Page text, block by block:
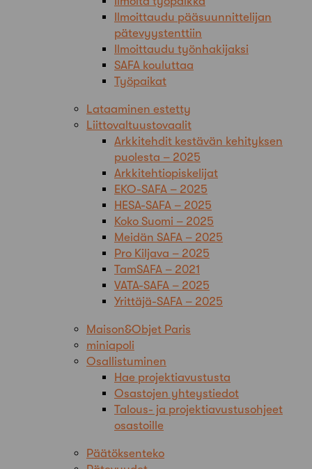
Ilmoittaudu pääsuunnittelijan
pätevyystenttiin
Ilmoittaudu työnhakijaksi
SAFA kouluttaa
Työpaikat
Lataaminen estetty
Liittovaltuustovaalit
Arkkitehdit kestävän kehityksen
puolesta – 2025
Arkkitehtiopiskelijat
EKO-SAFA – 2025
HESA-SAFA – 2025
Koko Suomi – 2025
Meidän SAFA – 2025
Pro Kiljava – 2025
TamSAFA – 2021
VATA-SAFA – 2025
Yrittäjä-SAFA – 2025
Maison&Objet Paris
miniapoli
Osallistuminen
Hae projektiavustusta
Osastojen yhteystiedot
Talous- ja projektiavustusohjeet
osastoille
Päätöksenteko